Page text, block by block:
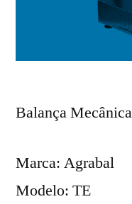
Balança Mecânica
Marca: Agrabal
Modelo: TE